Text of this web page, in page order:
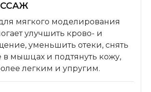
мягкого моделирования
улучшить крово- и
уменьшить отеки, снять
мышцах и подтянуть кожу,
легким и упругим.